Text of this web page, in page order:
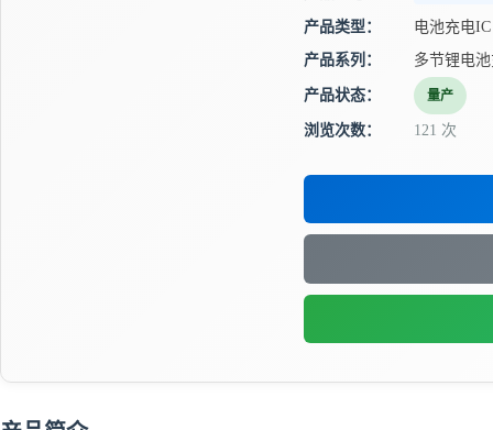
产品类型：
电池充电IC
产品系列：
多节锂电
产品状态： 量产
浏览次数： 121 次